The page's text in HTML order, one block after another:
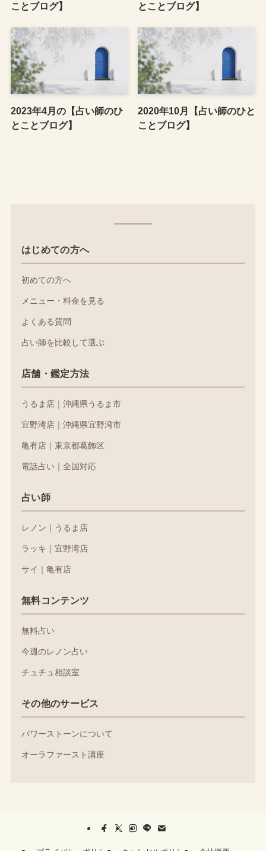
ことブログ】
とことブログ】
2023年4月の【占い師のひ
とことブログ】
2020年10月【占い師のひと
ことブログ】
はじめての方へ
初めての方へ
メニュー・料金を見る
よくある質問
占い師を比較して選ぶ
店舗・鑑定方法
うるま店｜沖縄県うるま市
宜野湾店｜沖縄県宜野湾市
亀有店｜東京都葛飾区
電話占い｜全国対応
占い師
レノン｜うるま店
ラッキ｜宜野湾店
サイ｜亀有店
無料コンテンツ
無料占い
今週のレノン占い
チュチュ相談室
その他のサービス
パワーストーンについて
オーラファースト講座